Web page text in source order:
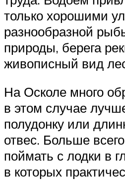
только хорошими
разнообразной
природы, берега
живописный вид
На Осколе много
в этом случае
полудонку или
отвес. Больше
поймать с лодки в
в которых